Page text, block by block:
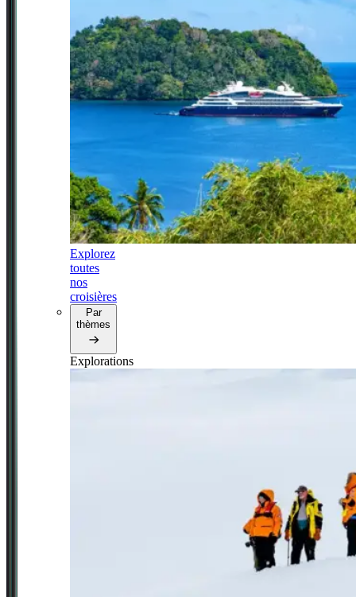
Explorez
toutes
nos
croisières
Par
thèmes
Explorations